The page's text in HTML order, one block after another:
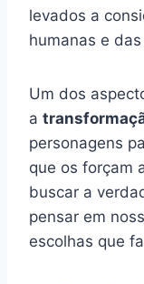
levados a
humanas e
Um dos
a
personagens
que os forçam
buscar a
pensar em
escolhas que